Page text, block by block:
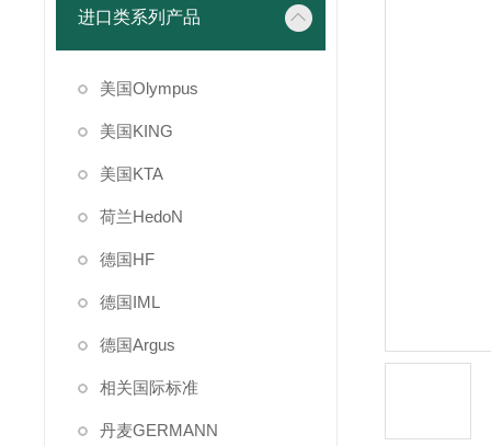
进口类系列产品
美国Olympus
美国KING
美国KTA
荷兰HedoN
德国HF
德国IML
德国Argus
相关国际标准
丹麦GERMANN